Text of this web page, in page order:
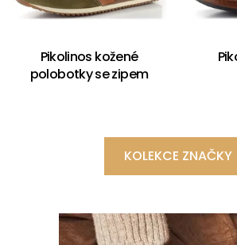
Pikolinos kožené
polobotky se zipem
KOLEKCE ZNAČKY